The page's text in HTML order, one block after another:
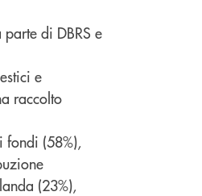
di DBRS e
e
raccolto
fondi (58%),
(23%),